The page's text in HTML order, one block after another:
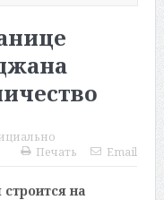
Печать
Email
на